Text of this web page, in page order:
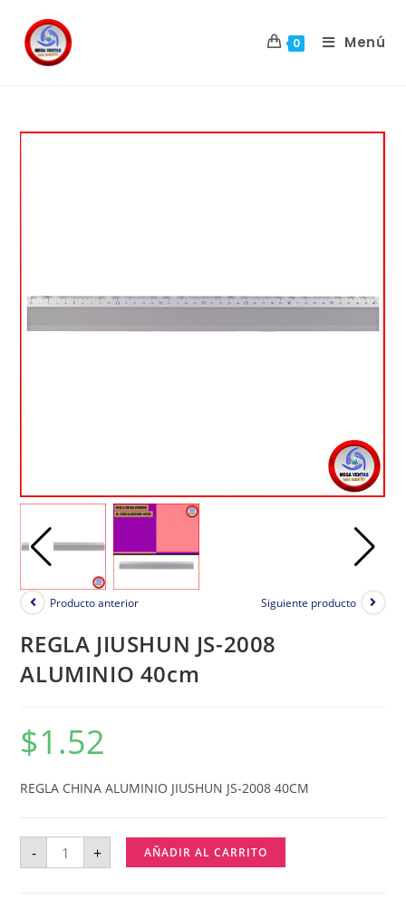
0 Menú
Producto anterior Siguiente producto
REGLA JIUSHUN JS-2008
ALUMINIO 40cm
$1.52
REGLA CHINA ALUMINIO JIUSHUN JS-2008 40CM
- + AÑADIR AL CARRITO